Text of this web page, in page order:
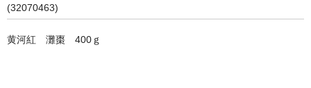
野菜＆果物
酒類
(32070463)
黄河紅 灘棗 400ｇ